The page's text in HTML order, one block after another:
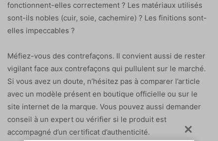
fonctionnent-elles correctement ? Les matériaux utilisés
sont-ils nobles (cuir, soie, cachemire) ? Les finitions sont-
elles impeccables ?
Méfiez-vous des contrefaçons. Il convient aussi de rester
vigilant face aux contrefaçons qui pullulent sur le marché.
Si vous avez un doute, n’hésitez pas à comparer l’article
avec un modèle présent en boutique officielle ou sur le
site internet de la marque. Vous pouvez aussi demander
conseil à un expert ou vérifier si le produit est
accompagné d’un certificat d’authenticité.